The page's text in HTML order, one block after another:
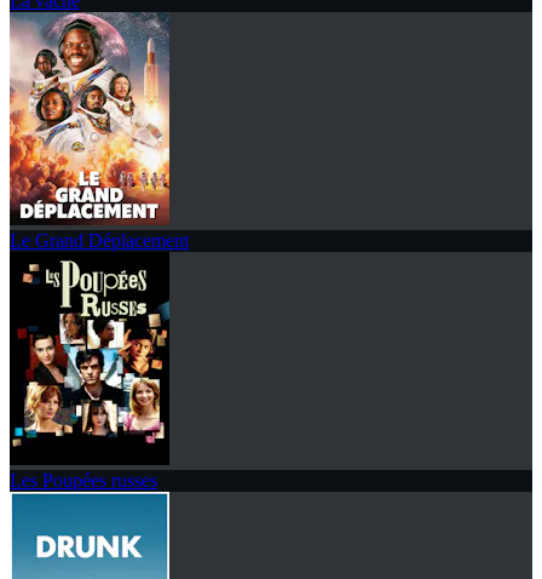
Le Grand Déplacement
Les Poupées russes